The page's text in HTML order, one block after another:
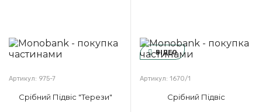
Артикул: 975-7
Срібний Підвіс "Терези"
ВІДЕО
Артикул: 1670/1
Срібний Підвіс